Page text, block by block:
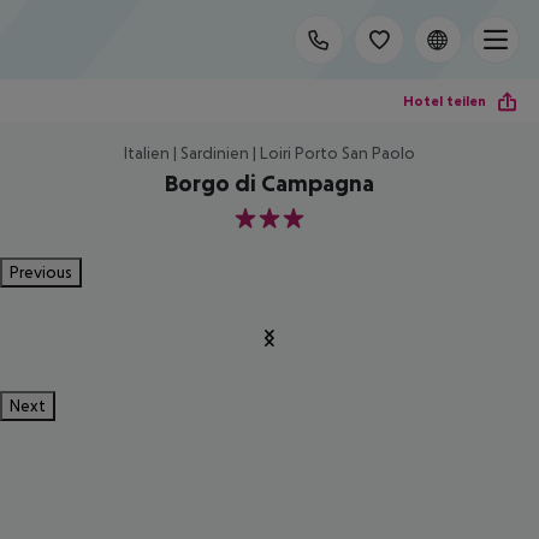
Hotel teilen
Italien | Sardinien | Loiri Porto San Paolo
Borgo di Campagna
3
Previous
Next